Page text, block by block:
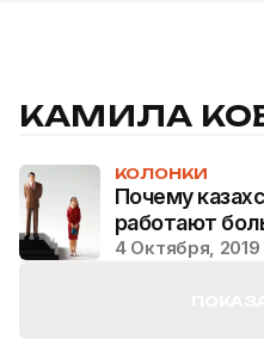
КАМИЛА
КОЛОНКИ
Почему
работают
4 Октября, 2019